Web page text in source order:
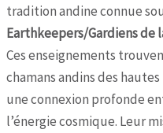
tradition andine connue
Earthkeepers/Gardiens de
Ces enseignements
chamans andins des
une connexion profonde
l’énergie cosmique. Leur